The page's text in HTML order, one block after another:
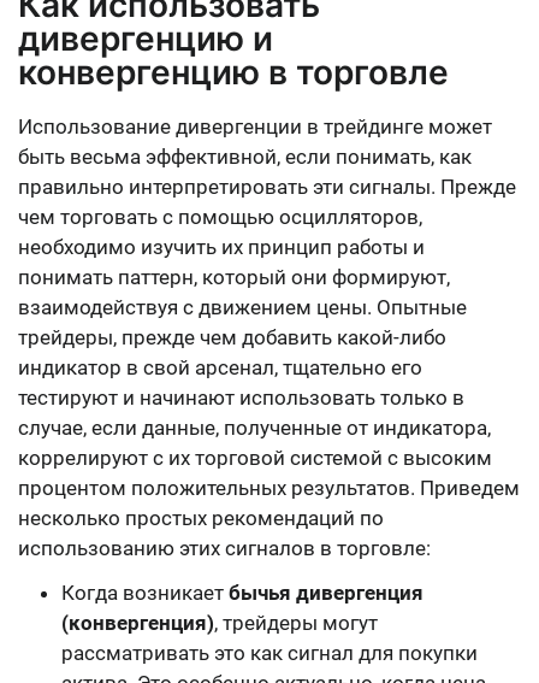
дивергенцию и
конвергенцию в торговле
Использование дивергенции в трейдинге может
быть весьма эффективной, если понимать, как
правильно интерпретировать эти сигналы. Прежде
чем торговать с помощью осцилляторов,
необходимо изучить их принцип работы и
понимать паттерн, который они формируют,
взаимодействуя с движением цены. Опытные
трейдеры, прежде чем добавить какой-либо
индикатор в свой арсенал, тщательно его
тестируют и начинают использовать только в
случае, если данные, полученные от индикатора,
коррелируют с их торговой системой с высоким
процентом положительных результатов. Приведем
несколько простых рекомендаций по
использованию этих сигналов в торговле:
Когда возникает бычья дивергенция
(конвергенция), трейдеры могут
рассматривать это как сигнал для покупки